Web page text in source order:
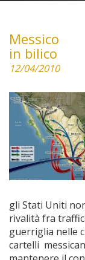
Messico
in bilico
12/04/2010
gli Stati Uniti
rivalità fra
guerriglia nelle
cartelli